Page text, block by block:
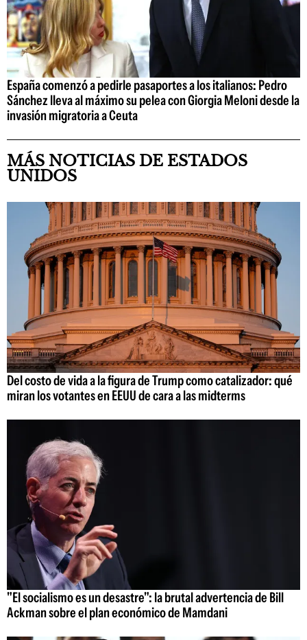
España comenzó a pedirle pasaportes a los italianos: Pedro
Sánchez lleva al máximo su pelea con Giorgia Meloni desde la
invasión migratoria a Ceuta
MÁS NOTICIAS DE ESTADOS
UNIDOS
Del costo de vida a la figura de Trump como catalizador: qué
miran los votantes en EEUU de cara a las midterms
"El socialismo es un desastre": la brutal advertencia de Bill
Ackman sobre el plan económico de Mamdani